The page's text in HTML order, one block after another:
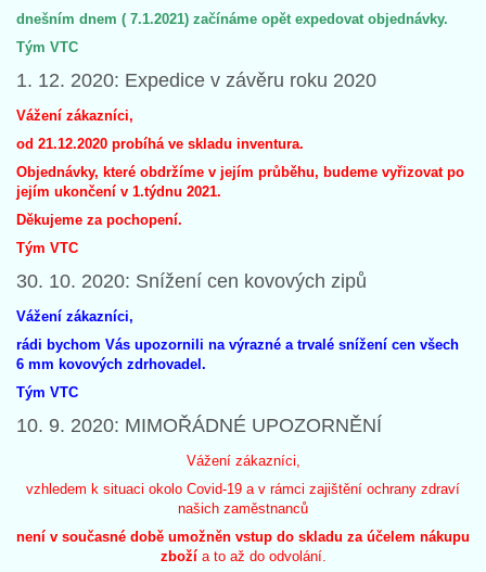
dnešním dnem ( 7.1.2021) začínáme opět expedovat objednávky.
Tým VTC
1. 12. 2020: Expedice v závěru roku 2020
Vážení zákazníci,
od 21.12.2020 probíhá ve skladu inventura.
Objednávky, které obdržíme v jejím průběhu, budeme vyřizovat po
jejím ukončení v 1.týdnu 2021.
Děkujeme za pochopení.
Tým VTC
30. 10. 2020: Snížení cen kovových zipů
Vážení zákazníci,
rádi bychom Vás upozornili na výrazné a trvalé snížení cen všech
6 mm kovových zdrhovadel.
Tým VTC
10. 9. 2020: MIMOŘÁDNÉ UPOZORNĚNÍ
Vážení zákazníci,
vzhledem k situaci okolo Covid-19 a v rámci zajištění ochrany zdraví
našich zaměstnanců
není v současné době umožněn vstup do skladu za účelem nákupu
zboží a to až do odvolání.